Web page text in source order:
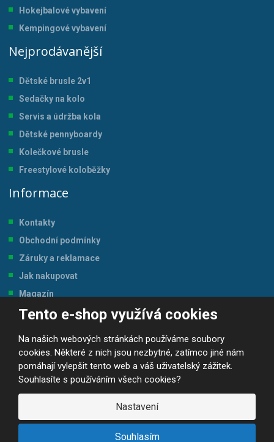
Tento e-shop využívá cookies
Na našich webových stránkách používáme soubory
cookies. Některé z nich jsou nezbytné, zatímco jiné nám
pomáhají vylepšit tento web a váš uživatelský zážitek.
Souhlasíte s používáním všech cookies?
Nastavení
Souhlasím
Hokejbalové vybavení
Kempingové vybavení
Nejprodávanější
Dětské brusle 2v1
Sedačky na kolo
Servis a údržba kola
Dětské pennyboardy
Kolečkové brusle
Freestylové koloběžky
Informace
Kontakty
Obchodní podmínky
Záruky a reklamace
Jak nakupovat
Magazín
Tabulka velikostí
© 2026, JP-SPORT.CZ SPORTOVNÍ POTŘEBY
Prohlášení o přístupnosti |Mapa stránek ||GDPR
VYROBILA
R